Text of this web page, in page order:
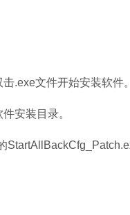
文件开始安装软件。
安装目录。